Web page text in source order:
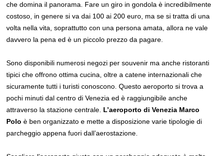
che domina il panorama. Fare un giro in gondola è incredibilmente
costoso, in genere si va dai 100 ai 200 euro, ma se si tratta di una
volta nella vita, soprattutto con una persona amata, allora ne vale
davvero la pena ed è un piccolo prezzo da pagare.
Sono disponibili numerosi negozi per souvenir ma anche ristoranti
tipici che offrono ottima cucina, oltre a catene internazionali che
sicuramente tutti i turisti conoscono. Questo aeroporto si trova a
pochi minuti dal centro di Venezia ed è raggiungibile anche
attraverso la stazione centrale. L’aeroporto di Venezia Marco
Polo è ben organizzato e mette a disposizione varie tipologie di
parcheggio appena fuori dall’aerostazione.